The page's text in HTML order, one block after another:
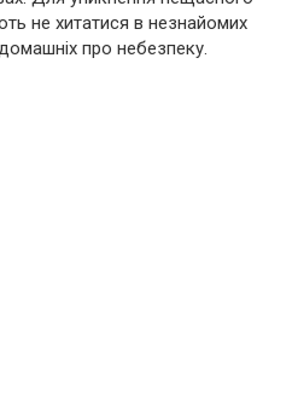
не хитатися в незнайомих
про небезпеку.